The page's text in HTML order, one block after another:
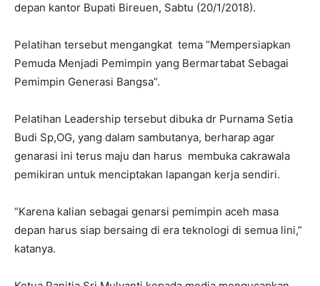
depan kantor Bupati Bireuen, Sabtu (20/1/2018).
Pelatihan tersebut mengangkat tema “Mempersiapkan
Pemuda Menjadi Pemimpin yang Bermartabat Sebagai
Pemimpin Generasi Bangsa”.
Pelatihan Leadership tersebut dibuka dr Purnama Setia
Budi Sp,OG, yang dalam sambutanya, berharap agar
genarasi ini terus maju dan harus membuka cakrawala
pemikiran untuk menciptakan lapangan kerja sendiri.
“Karena kalian sebagai genarsi pemimpin aceh masa
depan harus siap bersaing di era teknologi di semua lini,”
katanya.